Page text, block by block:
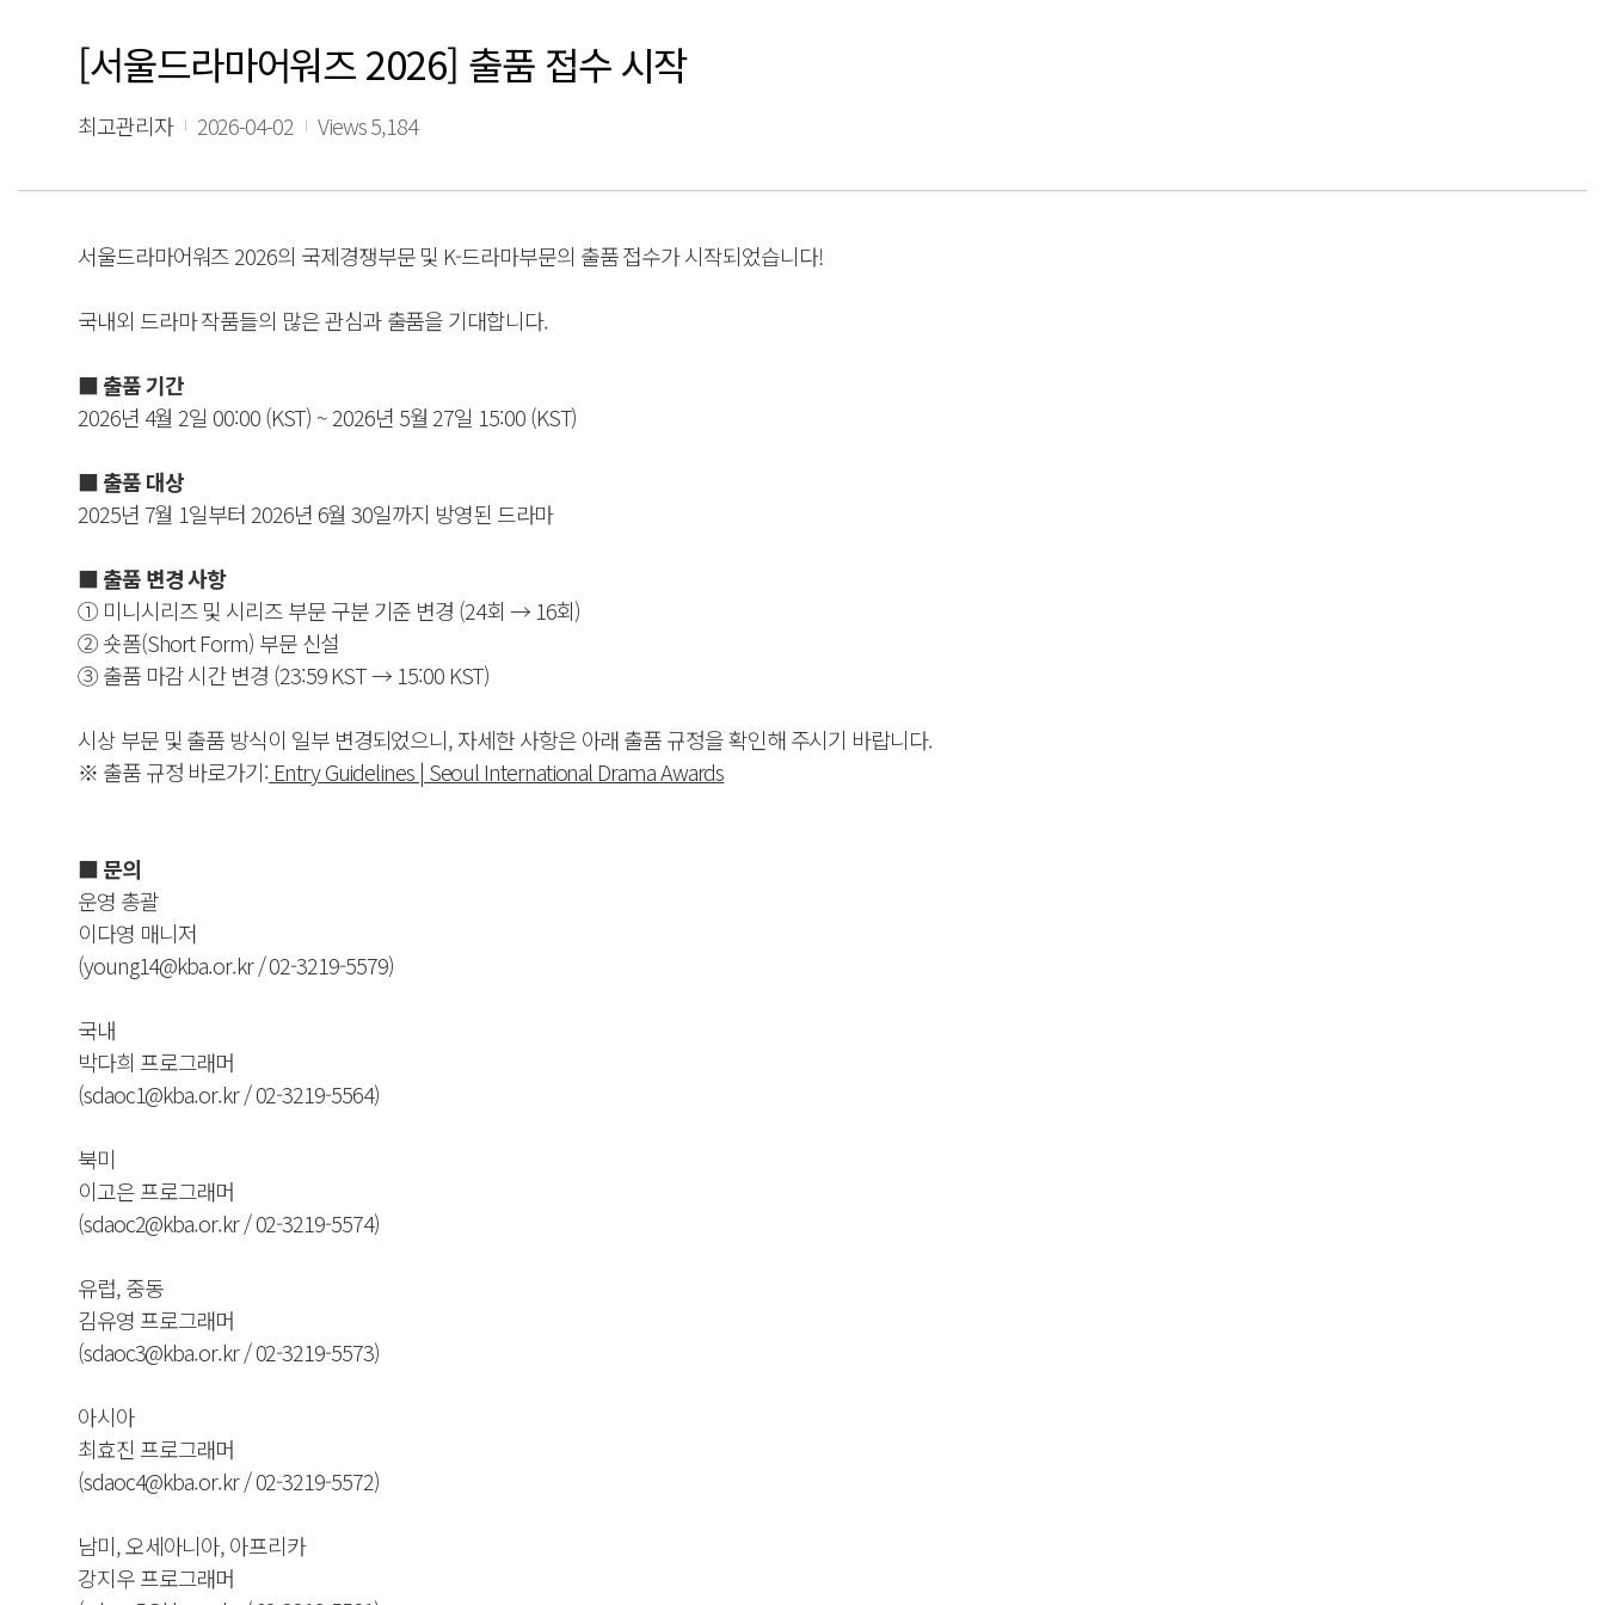
[서울드라마어워즈 2026] 출품 접수 시작
최고관리자 2026-04-02 Views 5,184
서울드라마어워즈 2026의 국제경쟁부문 및 K-드라마부문의 출품 접수가 시작되었습니다!
국내외 드라마 작품들의 많은 관심과 출품을 기대합니다.
■ 출품 기간
2026년 4월 2일 00:00 (KST) ~ 2026년 5월 27일 15:00 (KST)
■ 출품 대상
2025년 7월 1일부터 2026년 6월 30일까지 방영된 드라마
■ 출품 변경 사항
① 미니시리즈 및 시리즈 부문 구분 기준 변경 (24회 → 16회)
② 숏폼(Short Form) 부문 신설
③ 출품 마감 시간 변경 (23:59 KST → 15:00 KST)
시상 부문 및 출품 방식이 일부 변경되었으니, 자세한 사항은 아래 출품 규정을 확인해 주시기 바랍니다.
※ 출품 규정 바로가기: Entry Guidelines | Seoul International Drama Awards
■ 문의
운영 총괄
이다영 매니저
(young14@kba.or.kr / 02-3219-5579)
국내
박다희 프로그래머
(sdaoc1@kba.or.kr / 02-3219-5564)
북미
이고은 프로그래머
(sdaoc2@kba.or.kr / 02-3219-5574)
유럽, 중동
김유영 프로그래머
(sdaoc3@kba.or.kr / 02-3219-5573)
아시아
최효진 프로그래머
(sdaoc4@kba.or.kr / 02-3219-5572)
남미, 오세아니아, 아프리카
강지우 프로그래머